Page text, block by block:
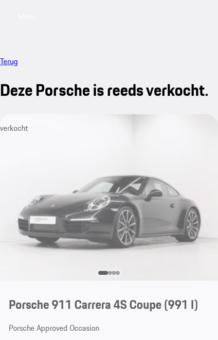
Terug
Deze Porsche is reeds verkocht.
verkocht
Porsche 911 Carrera 4S Coupe(991 I)
Porsche Approved Occasion